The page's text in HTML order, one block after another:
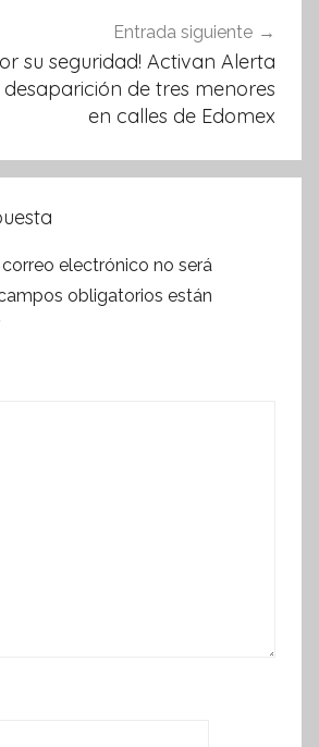
Entrada siguiente
su seguridad! Activan Alerta
de tres menores
en calles de Edomex
electrónico no será
obligatorios están